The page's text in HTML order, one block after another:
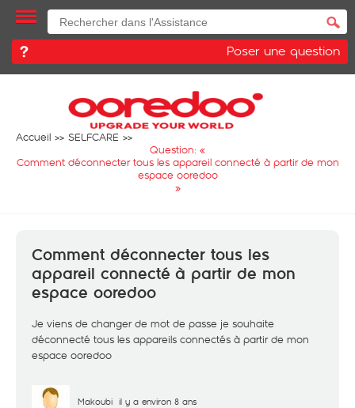
Poser une question
Accueil
SELFCARE
Question: «
Comment déconnecter tous les appareil connecté à partir de mon
espace ooredoo
»
Comment déconnecter tous les
appareil connecté à partir de mon
espace ooredoo
Je viens de changer de mot de passe je souhaite
déconnecté tous les appareils connectés à partir de mon
espace ooredoo
Makoubi il y a environ 8 ans